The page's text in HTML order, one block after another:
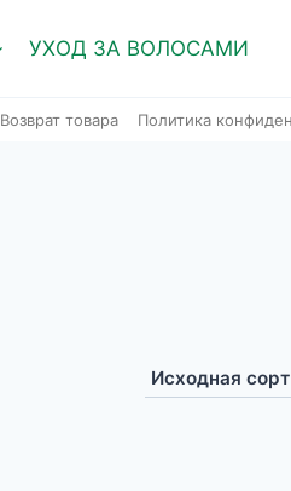
УХОД ЗА ВОЛОСАМИ
Возврат товара Политика